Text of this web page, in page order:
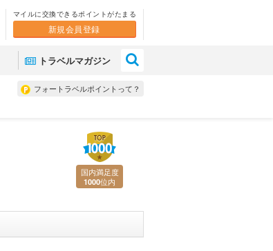
マイルに交換できるポイントがたまる
新規会員登録
トラベルマガジン
フォートラベルポイントって？
国内満足度
1000位内